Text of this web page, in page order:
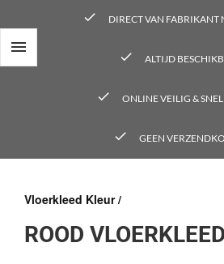

check DIRECT VAN FABRIKANT
check ALTIJD
check ONLINE VEILIG &
check GEEN
Vloerkleed Kleur /
ROOD VLOERKLEED